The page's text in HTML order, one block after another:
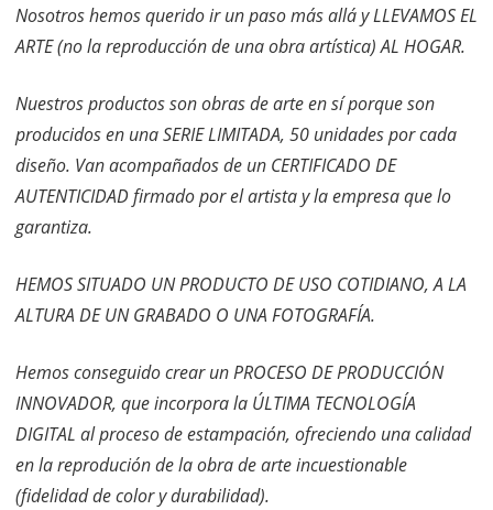
Nosotros hemos querido ir un paso más allá y LLEVAMOS EL
ARTE (no la reproducción de una obra artística) AL HOGAR.
Nuestros productos son obras de arte en sí porque son
producidos en una SERIE LIMITADA, 50 unidades por cada
diseño. Van acompañados de un CERTIFICADO DE
AUTENTICIDAD firmado por el artista y la empresa que lo
garantiza.
HEMOS SITUADO UN PRODUCTO DE USO COTIDIANO, A LA
ALTURA DE UN GRABADO O UNA FOTOGRAFÍA.
Hemos conseguido crear un PROCESO DE PRODUCCIÓN
INNOVADOR, que incorpora la ÚLTIMA TECNOLOGÍA
DIGITAL al proceso de estampación, ofreciendo una calidad
en la reprodución de la obra de arte incuestionable
(fidelidad de color y durabilidad).